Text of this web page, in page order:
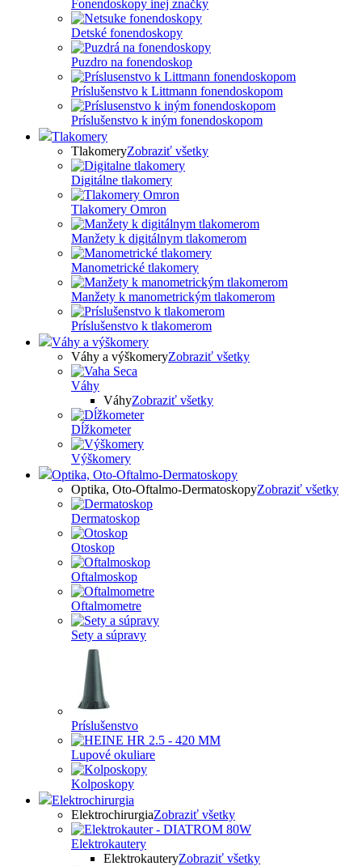
Fonendoskopy inej značky
Detské fonendoskopy
Puzdro na fonendoskop
Príslušenstvo k Littmann fonendoskopom
Príslušenstvo k iným fonendoskopom
Tlakomery
TlakomeryZobraziť všetky
Digitálne tlakomery
Tlakomery Omron
Manžety k digitálnym tlakomerom
Manometrické tlakomery
Manžety k manometrickým tlakomerom
Príslušenstvo k tlakomerom
Váhy a výškomery
Váhy a výškomeryZobraziť všetky
Váhy
VáhyZobraziť všetky
Dĺžkometer
Výškomery
Optika, Oto-Oftalmo-Dermatoskopy
Optika, Oto-Oftalmo-DermatoskopyZobraziť všetky
Dermatoskop
Otoskop
Oftalmoskop
Oftalmometre
Sety a súpravy
Príslušenstvo
Lupové okuliare
Kolposkopy
Elektrochirurgia
ElektrochirurgiaZobraziť všetky
Elektrokautery
ElektrokauteryZobraziť všetky